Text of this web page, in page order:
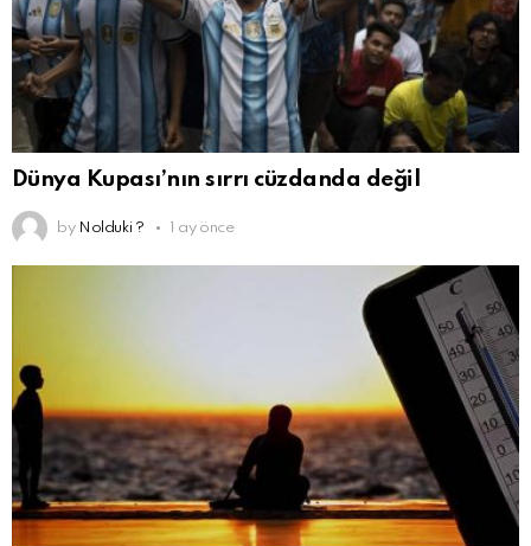
Dünya Kupası’nın sırrı cüzdanda değil
by Nolduki ? 1 ay önce